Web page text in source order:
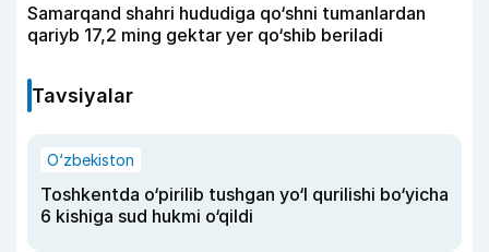
Samarqand shahri hududiga qo‘shni tumanlardan
qariyb 17,2 ming gektar yer qo‘shib beriladi
Tavsiyalar
O‘zbekiston
Toshkentda o‘pirilib tushgan yo‘l qurilishi bo‘yicha
6 kishiga sud hukmi o‘qildi